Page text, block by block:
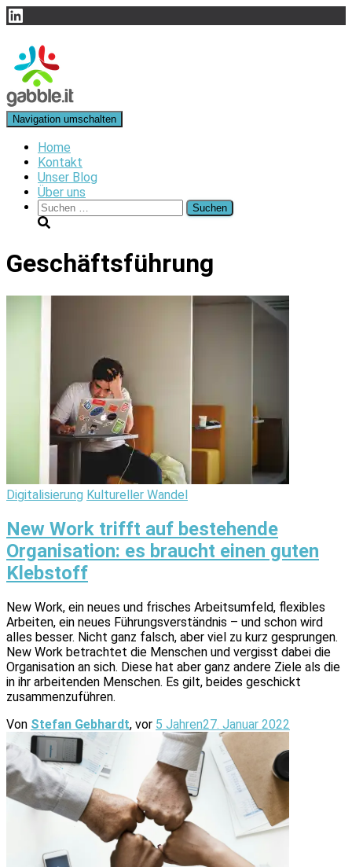
LinkedIn
Navigation umschalten
Home
Kontakt
Unser Blog
Über uns
Suchen
nach:
Geschäftsführung
Digitalisierung Kultureller Wandel
New Work trifft auf bestehende
Organisation: es braucht einen guten
Klebstoff
New Work, ein neues und frisches Arbeitsumfeld, flexibles
Arbeiten, ein neues Führungsverständnis – und schon wird
alles besser. Nicht ganz falsch, aber viel zu kurz gesprungen.
New Work betrachtet die Menschen und vergisst dabei die
Organisation an sich. Diese hat aber ganz andere Ziele als die
in ihr arbeitenden Menschen. Es gilt, beides geschickt
zusammenzuführen.
Von Stefan Gebhardt, vor 5 Jahren27. Januar 2022